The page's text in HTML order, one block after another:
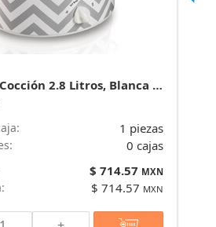
Olla de Lenta Cocción 2.8 Litros, Blanca c Plata 33234 marca Hamilton Beach
1 piezas
0 cajas
$ 714.57 MXN
$ 714.57 MXN